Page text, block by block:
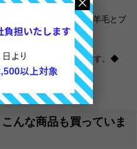
と絡みにくいですので羊毛とブ
予告なく変動いたします。◆
んな商品も買っていま